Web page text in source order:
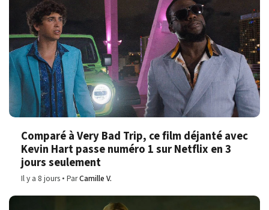
Comparé à Very Bad Trip, ce film déjanté avec
Kevin Hart passe numéro 1 sur Netflix en 3
jours seulement
Il y a 8 jours ParCamille V.